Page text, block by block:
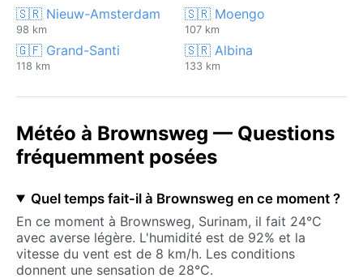
🇸🇷 Nieuw-Amsterdam
98 km
🇸🇷 Moengo
107 km
🇬🇫 Grand-Santi
118 km
🇸🇷 Albina
133 km
Météo à Brownsweg — Questions
fréquemment posées
Quel temps fait-il à Brownsweg en ce moment ?
En ce moment à Brownsweg, Surinam, il fait 24°C
avec averse légère. L'humidité est de 92% et la
vitesse du vent est de 8 km/h. Les conditions
donnent une sensation de 28°C.